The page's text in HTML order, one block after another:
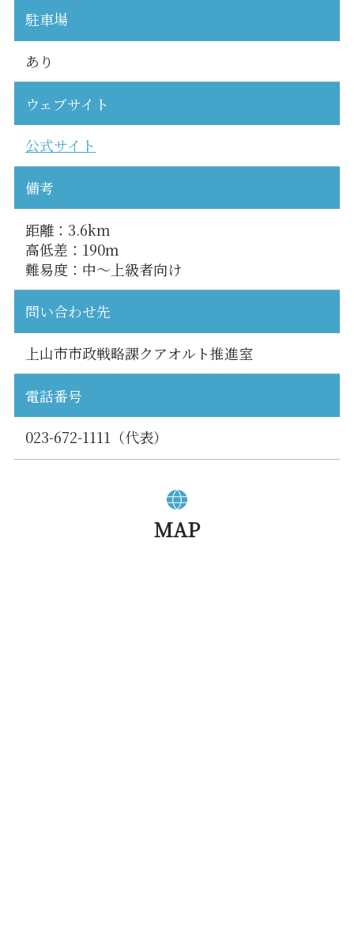
駐車場
あり
ウェブサイト
公式サイト
備考
距離：3.6km
高低差：190m
難易度：中～上級者向け
問い合わせ先
上山市市政戦略課クアオルト推進室
電話番号
023-672-1111（代表）
MAP